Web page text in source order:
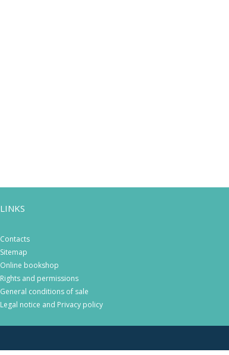
LINKS
Contacts
Sitemap
Online bookshop
Rights and permissions
General conditions of sale
Legal notice and Privacy policy